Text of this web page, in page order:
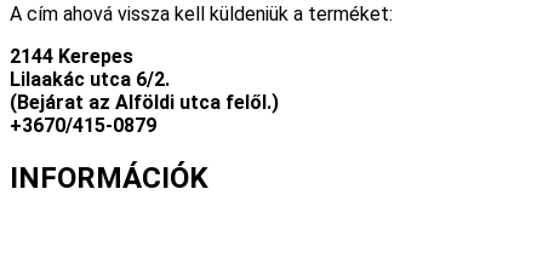
A cím ahová vissza kell küldeniük a terméket:
2144 Kerepes
Lilaakác utca 6/2.
(Bejárat az Alföldi utca felől.)
+3670/415-0879
INFORMÁCIÓK